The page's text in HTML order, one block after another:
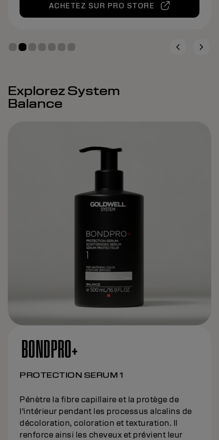
ACHETEZ SUR PRO STORE
Explorez System
Balance
BONDPRO+
PROTECTION SERUM 1
Pénètre la fibre capillaire et la protège de
l'intérieur pendant les processus alcalins de
décoloration, coloration et texturation. Il
renforce ainsi les cheveux et prévient leur